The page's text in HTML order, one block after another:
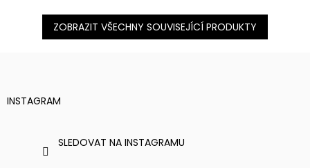
ZOBRAZIT VŠECHNY SOUVISEJÍCÍ PRODUKTY
INSTAGRAM
SLEDOVAT NA INSTAGRAMU